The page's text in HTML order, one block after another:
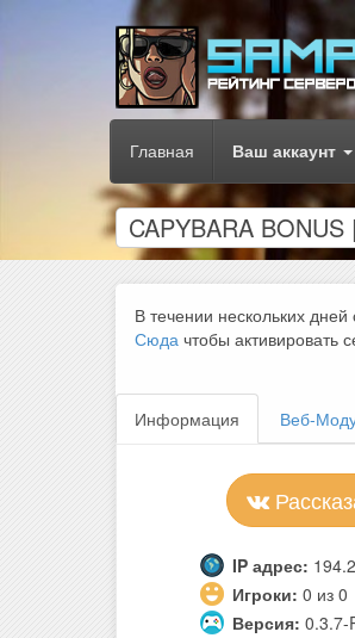
Главная Ваш аккаунт
CAPYBARA
В течении нескольких
Сюда чтобы активировать
Информация Веб-
IP адрес:
Игроки: 0 из 0
Версия: 0.3.7-